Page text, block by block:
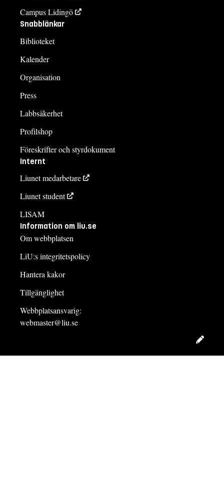
Campus Lidingö
Snabblänkar
Biblioteket
Kalender
Organisation
Press
Labbsäkerhet
Profilshop
Föreskrifter och styrdokument
Internt
Liunet medarbetare
Liunet student
LISAM
Information om liu.se
Om webbplatsen
LiU:s integritetspolicy
Hantera kakor
Tillgänglighet
Webbplatsansvarig:
webmaster@liu.se